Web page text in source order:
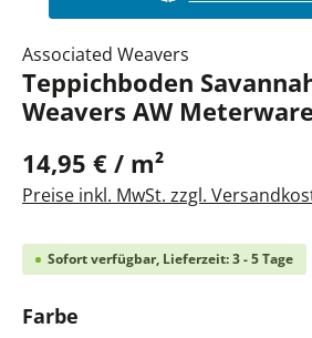
Associated Weavers
Teppichboden
Weavers AW
14,95 € / m²
Preise inkl. MwSt. zzgl.
Sofort verfügbar, Lieferzeit: 3 - 5 Tage
Farbe